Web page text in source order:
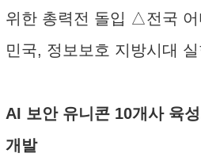
위한 총력전 돌입 △전국
민국, 정보보호 지방시대
AI 보안 유니콘 10개사 육
개발